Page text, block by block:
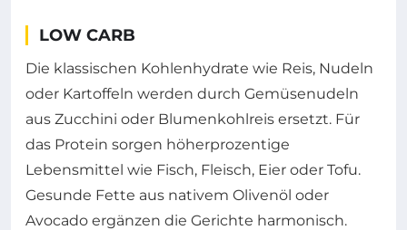
LOW CARB
Die klassischen Kohlenhydrate wie Reis, Nudeln
oder Kartoffeln werden durch Gemüsenudeln
aus Zucchini oder Blumenkohlreis ersetzt. Für
das Protein sorgen höherprozentige
Lebensmittel wie Fisch, Fleisch, Eier oder Tofu.
Gesunde Fette aus nativem Olivenöl oder
Avocado ergänzen die Gerichte harmonisch.